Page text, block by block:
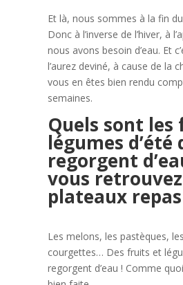
Et là, nous sommes à la fin du
Donc à l’inverse de l’hiver, à
nous avons besoin d’eau. Et
l’aurez deviné, à cause de la
vous en êtes bien rendu
semaines.
Quels sont
légumes d’été
regorgent
vous
plateaux repas
Les melons, les pastèques,
courgettes… Des fruits et
regorgent d’eau ! Comme